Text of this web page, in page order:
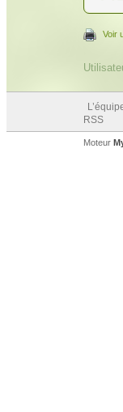
Voir
RSS
Moteur